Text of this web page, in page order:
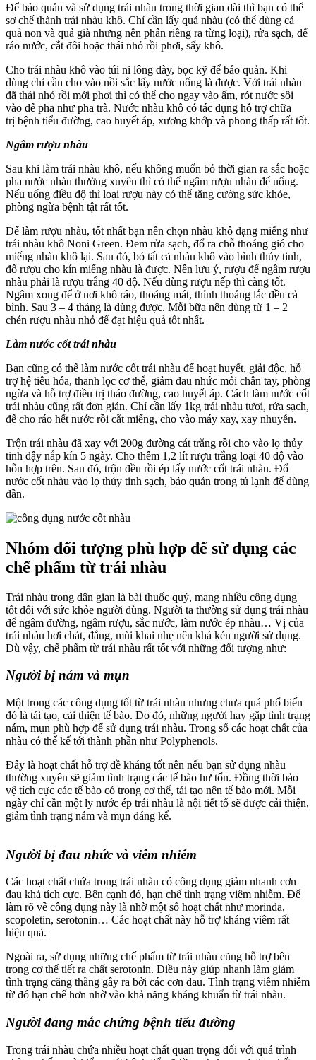
Để bảo quản và sử dụng trái nhàu trong thời gian dài thì bạn có thể
sơ chế thành trái nhàu khô. Chỉ cần lấy quả nhàu (có thể dùng cả
quả non và quả già nhưng nên phân riêng ra từng loại), rửa sạch, để
ráo nước, cắt đôi hoặc thái nhỏ rồi phơi, sấy khô.
Cho trái nhàu khô vào túi ni lông dày, bọc kỹ để bảo quản. Khi
dùng chỉ cần cho vào nồi sắc lấy nước uống là được. Với trái nhàu
đã thái nhỏ rồi mới phơi thì có thể cho ngay vào ấm, rót nước sôi
vào để pha như pha trà. Nước nhàu khô có tác dụng hỗ trợ chữa
trị bệnh tiểu đường, cao huyết áp, xương khớp và phong thấp rất tốt.
Ngâm rượu nhàu
Sau khi làm trái nhàu khô, nếu không muốn bỏ thời gian ra sắc hoặc
pha nước nhàu thường xuyên thì có thể ngâm rượu nhàu để uống.
Nếu uống điều độ thì loại rượu này có thể tăng cường sức khỏe,
phòng ngừa bệnh tật rất tốt.
Để làm rượu nhàu, tốt nhất bạn nên chọn nhàu khô dạng miếng như
trái nhàu khô Noni Green. Đem rửa sạch, đổ ra chỗ thoáng gió cho
miếng nhàu khô lại. Sau đó, bỏ tất cả nhàu khô vào bình thủy tinh,
đổ rượu cho kín miếng nhàu là được. Nên lưu ý, rượu để ngâm rượu
nhàu phải là rượu trắng 40 độ. Nếu dùng rượu nếp thì càng tốt.
Ngâm xong để ở nơi khô ráo, thoáng mát, thỉnh thoảng lắc đều cả
bình. Sau 3 – 4 tháng là dùng được. Mỗi bữa nên dùng từ 1 – 2
chén rượu nhàu nhỏ để đạt hiệu quả tốt nhất.
Làm nước cốt trái nhàu
Bạn cũng có thể làm nước cốt trái nhàu để hoạt huyết, giải độc, hỗ
trợ hệ tiêu hóa, thanh lọc cơ thể, giảm đau nhức mỏi chân tay, phòng
ngừa và hỗ trợ điều trị tháo đường, cao huyết áp. Cách làm nước cốt
trái nhàu cũng rất đơn giản. Chỉ cần lấy 1kg trái nhàu tươi, rửa sạch,
để cho ráo hết nước rồi cắt miếng, cho vào máy xay, xay nhuyễn.
Trộn trái nhàu đã xay với 200g đường cát trắng rồi cho vào lọ thủy
tinh đậy nắp kín 5 ngày. Cho thêm 1,2 lít rượu trắng loại 40 độ vào
hỗn hợp trên. Sau đó, trộn đều rồi ép lấy nước cốt trái nhàu. Đổ
nước cốt nhàu vào lọ thủy tinh sạch, bảo quản trong tủ lạnh để dùng
dần.
Nhóm đối tượng phù hợp để sử dụng các
chế phẩm từ trái nhàu
Trái nhàu trong dân gian là bài thuốc quý, mang nhiều công dụng
tốt đối với sức khỏe người dùng. Người ta thường sử dụng trái nhàu
để ngâm đường, ngâm rượu, sắc nước, làm nước ép nhàu… Vị của
trái nhàu hơi chát, đắng, mùi khai nhẹ nên khá kén người sử dụng.
Dù vậy, chế phẩm từ trái nhàu rất tốt với những đối tượng như:
Người bị nám và mụn
Một trong các công dụng tốt từ trái nhàu nhưng chưa quá phổ biến
đó là tái tạo, cải thiện tế bào. Do đó, những người hay gặp tình trạng
nám, mụn phù hợp để sử dụng trái nhàu. Trong số các hoạt chất của
nhàu có thể kế tới thành phần như Polyphenols.
Đây là hoạt chất hỗ trợ đề kháng tốt nên nếu bạn sử dụng nhàu
thường xuyên sẽ giảm tình trạng các tế bào hư tổn. Đồng thời bảo
vệ tích cực các tế bào có trong cơ thể, tái tạo nên tế bào mới. Mỗi
ngày chỉ cần một ly nước ép trái nhàu là nội tiết tố sẽ được cải thiện,
giảm tình trạng nám và mụn đáng kể.
Người bị đau nhức và viêm nhiễm
Các hoạt chất chứa trong trái nhàu có công dụng giảm nhanh cơn
đau khá tích cực. Bên cạnh đó, hạn chế tình trạng viêm nhiễm. Để
làm rõ về công dụng này là nhờ một số hoạt chất như morinda,
scopoletin, serotonin… Các hoạt chất này hỗ trợ kháng viêm rất
hiệu quả.
Ngoài ra, sử dụng những chế phẩm từ trái nhàu cũng hỗ trợ bên
trong cơ thể tiết ra chất serotonin. Điều này giúp nhanh làm giảm
tình trạng căng thẳng gây ra bởi các cơn đau. Tình trạng viêm nhiễm
từ đó hạn chế hơn nhờ vào khả năng kháng khuẩn từ trái nhàu.
Người đang mắc chứng bệnh tiểu đường
Trong trái nhàu chứa nhiều hoạt chất quan trọng đối với quá trình